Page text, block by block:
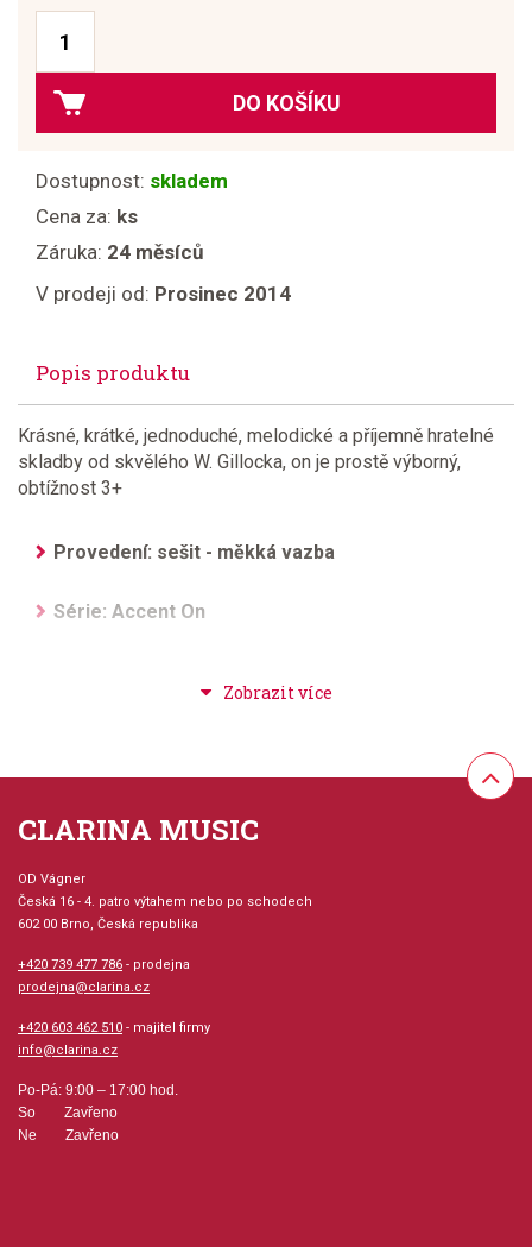
DO KOŠÍKU
Dostupnost: skladem
Cena za: ks
Záruka: 24 měsíců
V prodeji od: Prosinec 2014
Popis produktu
Krásné, krátké, jednoduché, melodické a příjemně hratelné
skladby od skvělého W. Gillocka, on je prostě výborný,
obtížnost 3+
Provedení: sešit - měkká vazba
Série: Accent On
hudební úprava: klavír
Obsazení: solo
Výrobce: The Willis Music Company
Obsahuje:
CLARINA MUSIC
OD Vágner
Česká 16 - 4. patro výtahem nebo po schodech
602 00 Brno, Česká republika
+420 739 477 786 - prodejna
prodejna@clarina.cz
+420 603 462 510 - majitel firmy
info@clarina.cz
Po-Pá: 9:00 – 17:00 hod.
So Zavřeno
Ne Zavřeno